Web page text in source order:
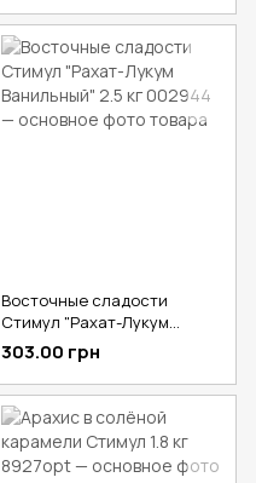
Восточные сладости
Стимул "Рахат-Лукум
Ванильный" 2.5 кг
303.00 грн